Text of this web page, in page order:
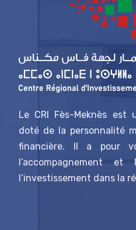
Le CRI Fès-Meknès est
doté de la personnalité
financière. Il a pour
l’accompagnement
l’investissement dans la